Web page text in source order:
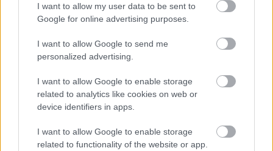
I want to allow my user data to be sent to
Google for online advertising purposes.
I want to allow Google to send me
personalized advertising.
I want to allow Google to enable storage
related to analytics like cookies on web or
device identifiers in apps.
I want to allow Google to enable storage
related to functionality of the website or app.
Najnovšie časopisy